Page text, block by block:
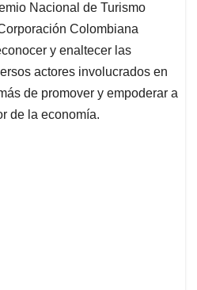
d
s
Nacional de Turismo
Colombiana
y enaltecer las
actores involucrados en
de promover y empoderar a
de la economía.